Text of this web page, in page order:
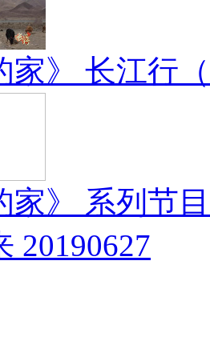
家》 长江行
家》 系列
20190627